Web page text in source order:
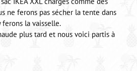
ne ferons pas sécher la tente dans
ferons la vaisselle.
plus tard et nous voici partis à